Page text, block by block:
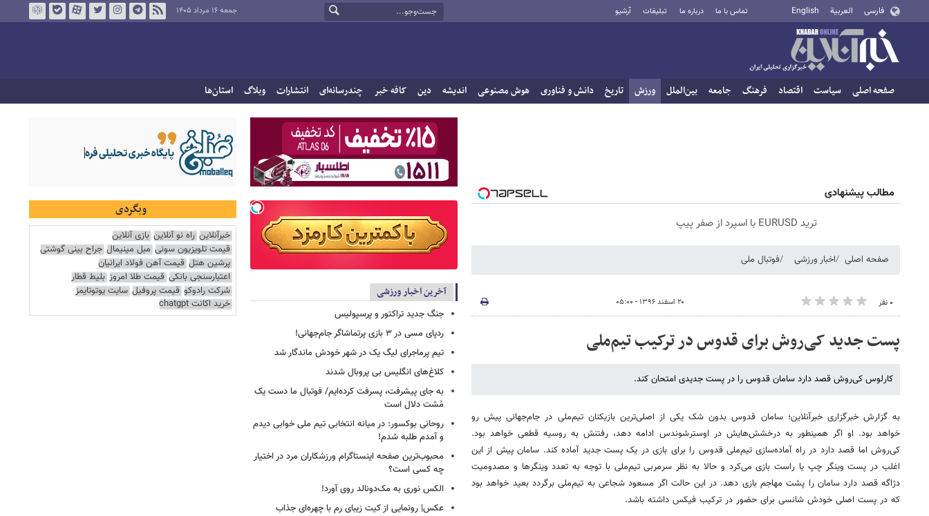
فارسی العربية English تماس با ما درباره ما تبلیغات آرشیو جمعه ۱۶ مرداد ۱۴۰۵
صفحه اصلی سیاست اقتصاد فرهنگ جامعه بین‌الملل ورزش تاریخ دانش و فناوری هوش مصنوعی اندیشه دین کافه خبر چندرسانه‌ای انتشارات وبلاگ استان‌ها
مطالب پیشنهادی
ترید EURUSD با اسپرد از صفر پیپ
صفحه اصلی اخبار ورزشی فوتبال ملی
۰ نفر ۲۰ اسفند ۱۳۹۶ - ۰۵:۰۰
پست جدید کی‌روش برای قدوس در ترکیب تیم‌ملی
کارلوس کی‌روش قصد دارد سامان قدوس را در پست جدیدی امتحان کند.
به گزارش خبرگزاری خبرآنلاین؛ سامان قدوس بدون شک یکی از اصلی‌ترین بازیکنان تیم‌ملی در جام‌جهانی پیش رو
خواهد بود. او اگر همینطور به درخشش‌هایش در اوسترشوندس ادامه دهد، رفتنش به روسیه قطعی خواهد بود.
کی‌روش اما قصد دارد در راه آماده‌سازی تیم‌ملی قدوس را برای بازی در یک پست جدید آماده کند. سامان پیش از این
اغلب در پست وینگر چپ یا راست بازی می‌کرد و حالا به نظر سرمربی تیم‌ملی با توجه به تعدد وینگرها و مصدومیت
دژاگه قصد دارد سامان را پشت مهاجم بازی دهد. در این حالت اگر مسعود شجاعی به تیم‌ملی برگردد بعید خواهد بود
که در پست اصلی خودش شانسی برای حضور در ترکیب فیکس داشته باشد.
آخرین اخبار ورزشی
جنگ جدید تراکتور و پرسپولیس
ردپای مسی در ۳ بازی پرتماشاگر جام‌جهانی!
تیم پرماجرای لیگ یک در شهر خودش ماندگار شد
کلاغ‌های انگلیس بی پروبال شدند
به جای پیشرفت، پسرفت کرده‌ایم/ فوتبال ما دست یک
مُشت دلال است
روحانی بوکسور: در میانه انتخابی تیم ملی خوابی دیدم
و آمدم طلبه شدم!
محبوب‌ترین صفحه اینستاگرام ورزشکاران مرد در اختیار
چه کسی است؟
الکس نوری به مک‌دونالد روی آورد!
عکس| رونمایی از کیت زیبای رم با چهره‌ای جذاب
وبگردی
خبرآنلاین راه نو آنلاین بازی آنلاین
قیمت تلویزیون سونی مبل مینیمال جراح بینی گوشتی
پرشین هتل قیمت آهن فولاد ایرانیان
اعتبارسنجی بانکی قیمت طلا امروز بلیط قطار
شرکت رادوکو قیمت پروفیل سایت یوتوتایمز
خرید اکانت chatgpt